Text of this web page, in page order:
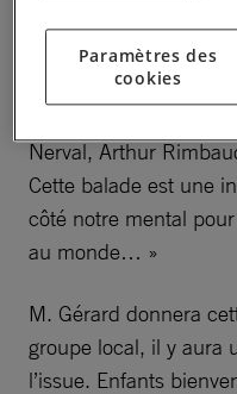
nous faisons des
des oiseaux… des
Nerval, Arthur
Cette balade est une
côté notre mental
au monde… »
M. Gérard donnera
groupe local, il y aura
l’issue. Enfants
Paramètres des
cookies